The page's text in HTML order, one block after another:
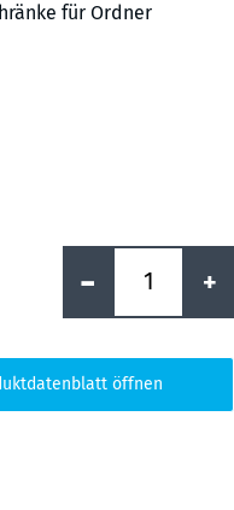
für Ordner
- +
öffnen